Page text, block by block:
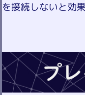
を接続しないと効